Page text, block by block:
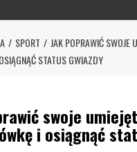
SPORT
JAK POPRAWIĆ SWOJE
STATUS GWIAZDY
swoje
i osiągnąć